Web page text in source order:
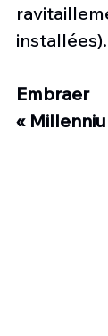
installées).
«